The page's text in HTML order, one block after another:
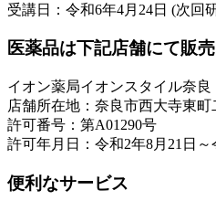
受講日：令和6年4月24日 (次回
医薬品は下記店舗にて販売
イオン薬局イオンスタイル奈良
店舗所在地：奈良市西大寺東町
許可番号：第A01290号
許可年月日：令和2年8月21日～
便利なサービス